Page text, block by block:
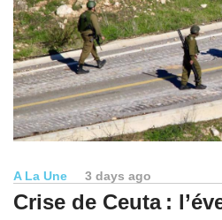
A La Une 3 days ago
Crise de Ceuta :